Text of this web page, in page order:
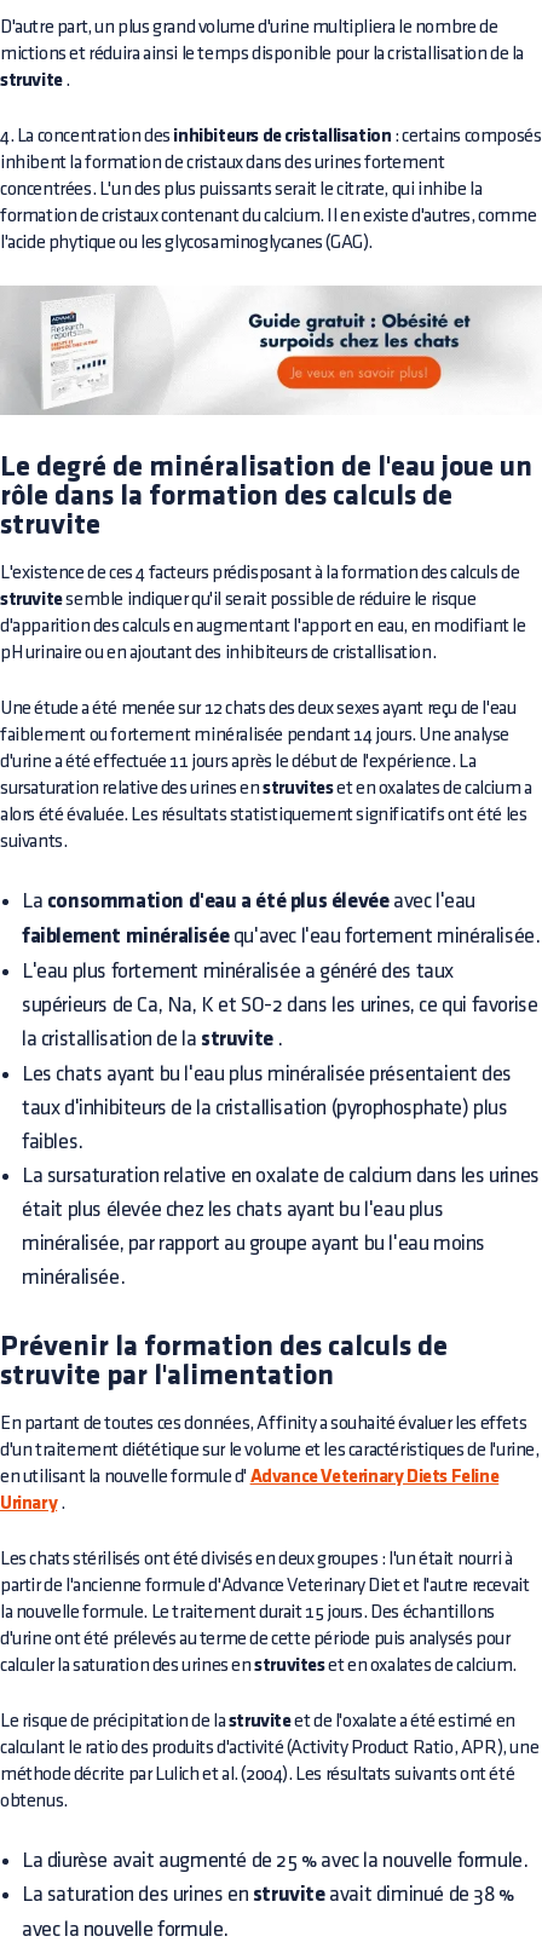
D'autre part, un plus grand volume d'urine multipliera le nombre de
mictions et réduira ainsi le temps disponible pour la cristallisation de la
struvite.
4. La concentration des inhibiteurs de cristallisation : certains composés
inhibent la formation de cristaux dans des urines fortement
concentrées. L'un des plus puissants serait le citrate, qui inhibe la
formation de cristaux contenant du calcium. Il en existe d'autres, comme
l'acide phytique ou les glycosaminoglycanes (GAG).
Le degré de minéralisation de l'eau joue un
rôle dans la formation des calculs de
struvite
L'existence de ces 4 facteurs prédisposant à la formation des calculs de
struvitesemble indiquer qu'il serait possible de réduire le risque
d'apparition des calculs en augmentant l'apport en eau, en modifiant le
pH urinaire ou en ajoutant des inhibiteurs de cristallisation.
Une étude a été menée sur 12 chats des deux sexes ayant reçu de l'eau
faiblement ou fortement minéralisée pendant 14 jours. Une analyse
d'urine a été effectuée 11 jours après le début de l'expérience. La
sursaturation relative des urines enstruviteset en oxalates de calcium a
alors été évaluée. Les résultats statistiquement significatifs ont été les
suivants.
La consommation d'eau a été plus élevéeavec l'eau
faiblement minéraliséequ'avec l'eau fortement minéralisée.
L'eau plus fortement minéralisée a généré des taux
supérieurs de Ca, Na, K et SO-2 dans les urines, ce qui favorise
la cristallisation de la struvite.
Les chats ayant bu l'eau plus minéralisée présentaient des
taux d'inhibiteurs de la cristallisation (pyrophosphate) plus
faibles.
La sursaturation relative en oxalate de calcium dans les urines
était plus élevée chez les chats ayant bu l'eau plus
minéralisée, par rapport au groupe ayant bu l'eau moins
minéralisée.
Prévenir la formation des calculs de
struvite par l'alimentation
En partant de toutes ces données, Affinity a souhaité évaluer les effets
d'un traitement diététique sur le volume et les caractéristiques de l'urine,
en utilisant la nouvelle formule d' Advance Veterinary Diets Feline
Urinary.
Les chats stérilisés ont été divisés en deux groupes : l'un était nourri à
partir de l'ancienne formule d'Advance Veterinary Diet et l'autre recevait
la nouvelle formule. Le traitement durait 15 jours. Des échantillons
d'urine ont été prélevés au terme de cette période puis analysés pour
calculer la saturation des urines enstruviteset en oxalates de calcium.
Le risque de précipitation de la struviteet de l'oxalate a été estimé en
calculant le ratio des produits d'activité (Activity Product Ratio, APR), une
méthode décrite par Lulich et al. (2004). Les résultats suivants ont été
obtenus.
La diurèse avait augmenté de 25 % avec la nouvelle formule.
La saturation des urines en struviteavait diminué de 38 %
avec la nouvelle formule.